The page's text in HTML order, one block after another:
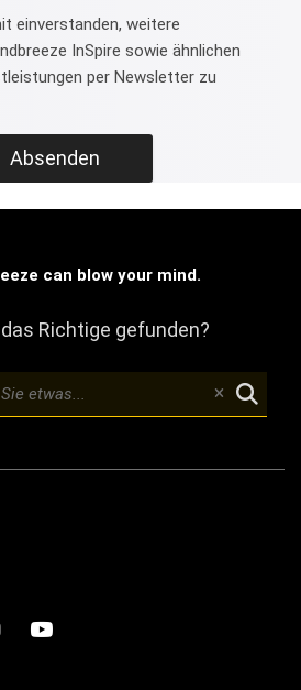
einverstanden, weitere
InSpire sowie ähnlichen
per Newsletter zu
Absenden
can blow your mind.
Richtige gefunden?